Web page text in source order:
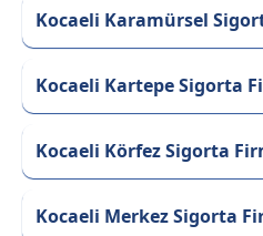
Kocaeli Karamürsel
Kocaeli Kartepe Sigorta
Kocaeli Körfez Sigorta
Kocaeli Merkez Sigorta